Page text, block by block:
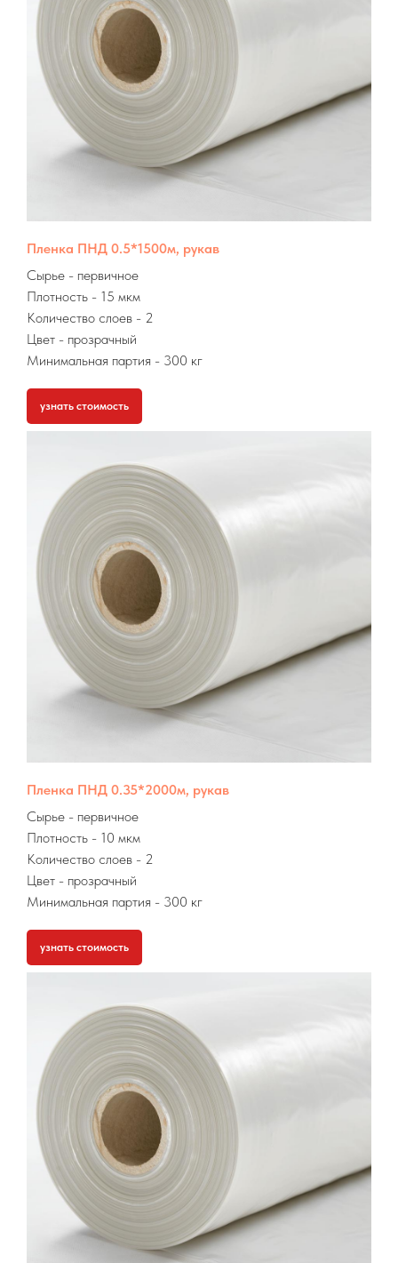
Пленка ПНД 0.5*1500м, рукав
Сырье - первичное
Плотность - 15 мкм
Количество слоев - 2
Цвет - прозрачный
Минимальная партия - 300 кг
узнать стоимость
Пленка ПНД 0.35*2000м, рукав
Сырье - первичное
Плотность - 10 мкм
Количество слоев - 2
Цвет - прозрачный
Минимальная партия - 300 кг
узнать стоимость